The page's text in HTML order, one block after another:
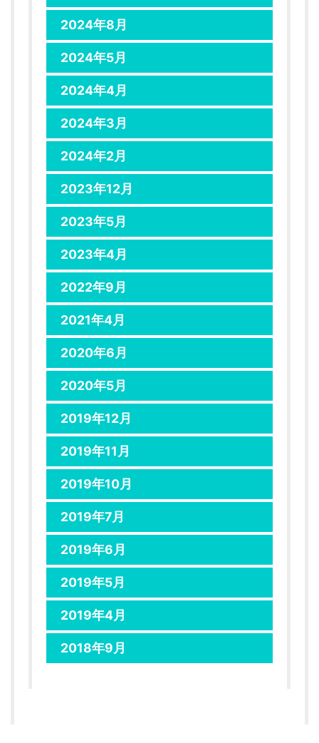
2024年8月
2024年5月
2024年4月
2024年3月
2024年2月
2023年12月
2023年5月
2023年4月
2022年9月
2021年4月
2020年6月
2020年5月
2019年12月
2019年11月
2019年10月
2019年7月
2019年6月
2019年5月
2019年4月
2018年9月